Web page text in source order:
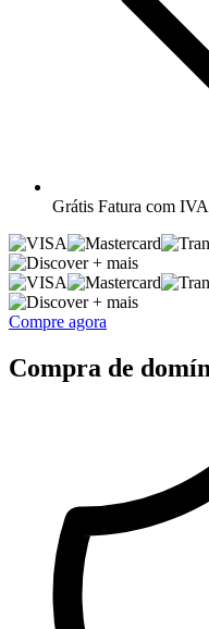
Grátis Fatura com
+ mais
+ mais
Compre agora
Compra de